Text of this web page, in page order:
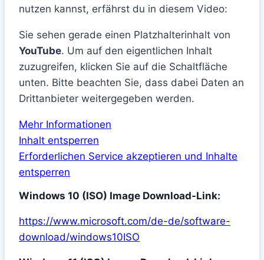
nutzen kannst, erfährst du in diesem Video:
Sie sehen gerade einen Platzhalterinhalt von
YouTube. Um auf den eigentlichen Inhalt
zuzugreifen, klicken Sie auf die Schaltfläche
unten. Bitte beachten Sie, dass dabei Daten an
Drittanbieter weitergegeben werden.
Mehr Informationen
Inhalt entsperren
Erforderlichen Service akzeptieren und Inhalte
entsperren
Windows 10 (ISO) Image Download-Link:
https://www.microsoft.com/de-de/software-
download/windows10ISO